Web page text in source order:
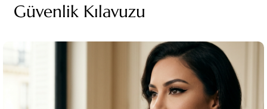
Güvenlik Kılavuzu